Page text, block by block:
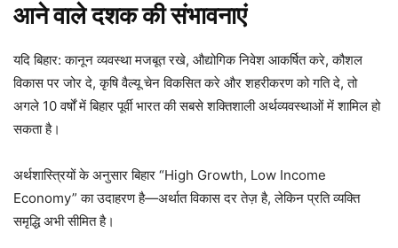
आने वाले दशक की संभावनाएं
यदि बिहार: कानून व्यवस्था मजबूत रखे, औद्योगिक निवेश आकर्षित करे, कौशल
विकास पर जोर दे, कृषि वैल्यू चेन विकसित करे और शहरीकरण को गति दे, तो
अगले 10 वर्षों में बिहार पूर्वी भारत की सबसे शक्तिशाली अर्थव्यवस्थाओं में शामिल हो
सकता है।
अर्थशास्त्रियों के अनुसार बिहार “High Growth, Low Income
Economy” का उदाहरण है—अर्थात विकास दर तेज़ है, लेकिन प्रति व्यक्ति
समृद्धि अभी सीमित है।